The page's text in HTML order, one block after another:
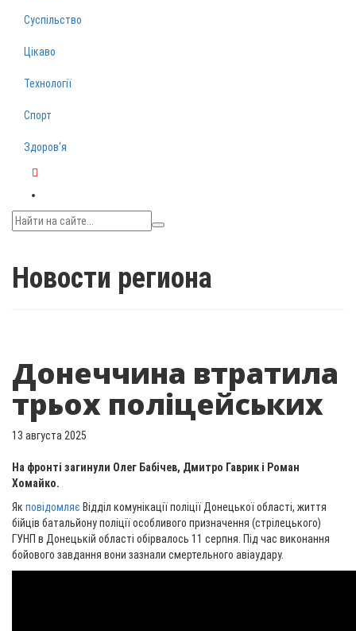
Суспільство
Цікаво
Технології
Спорт
Здоров‘я
Новости региона
Донеччина втратила
трьох поліцейських
13 августа 2025
На фронті загинули Олег Бабічев, Дмитро Гаврик і Роман
Хомайко.
Як повідомляє Відділ комунікації поліції Донецької області, життя
бійців батальйону поліції особливого призначення (стрілецького)
ГУНП в Донецькій області обірвалось 11 серпня. Під час виконання
бойового завдання вони зазнали смертельного авіаудару.